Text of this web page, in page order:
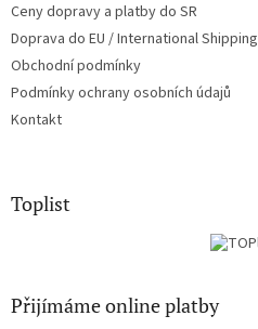
Ceny dopravy a platby do SR
Doprava do EU / International Shipping
Obchodní podmínky
Podmínky ochrany osobních údajů
Kontakt
Toplist
Přijímáme online platby